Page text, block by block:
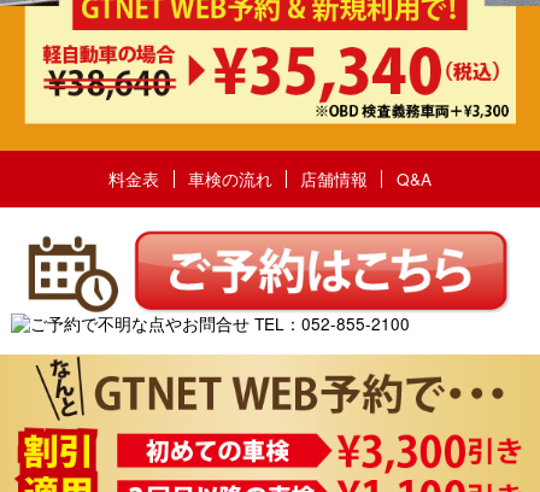
料金表 車検の流れ 店舗情報 Q&A